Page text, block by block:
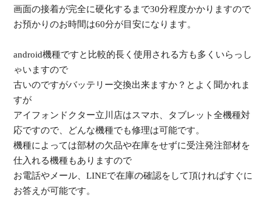
画面の接着が完全に硬化するまで30分程度かかりますので
お預かりのお時間は60分が目安になります。
android機種ですと比較的長く使用される方も多くいらっし
ゃいますので
古いのですがバッテリー交換出来ますか？とよく聞かれま
すが
アイフォンドクター立川店はスマホ、タブレット全機種対
応ですので、どんな機種でも修理は可能です。
機種によっては部材の欠品や在庫をせずに受注発注部材を
仕入れる機種もありますので
お電話やメール、LINEで在庫の確認をして頂ければすぐに
お答えが可能です。